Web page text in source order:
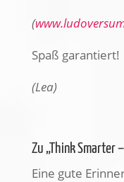
(
Spaß garantiert!
(Lea)
Zu „Think Smarter
Eine gute